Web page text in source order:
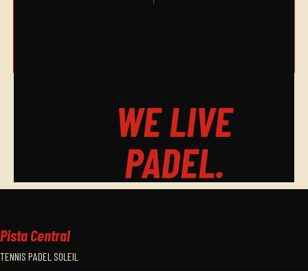
WE LIVE
PADEL.
Pista Central
TENNIS PADEL SOLEIL